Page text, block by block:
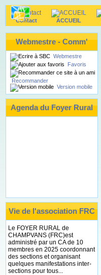
Contact ACCUEIL
Webmestre - Comm'
Webmestre
Favoris
Recommander
Version mobile
Agenda du Foyer Rural
Vie de l'association FRC
Le FOYER RURAL de
CHAMPVANS (FRC)est
administré par un CA de 10
membres en 2025 coordonnant
des sections et organisant
quelques manifestations inter-
sections pour tous...